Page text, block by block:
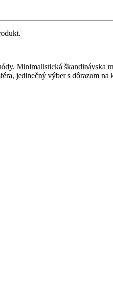
Minimalistická škandinávska
jedinečný výber s dôrazom